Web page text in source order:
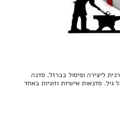
ליצירה ופיסול בברזל. סדנה
לכל גיל. סדנאות אישיות וזוגיות באחד